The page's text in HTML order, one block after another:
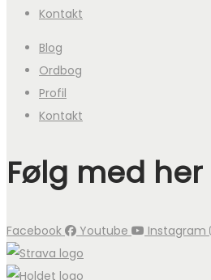
Kontakt
Blog
Ordbog
Profil
Kontakt
Følg med her
Facebook Youtube Instagram